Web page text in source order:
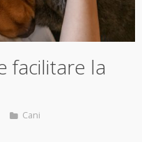
facilitare la
Cani